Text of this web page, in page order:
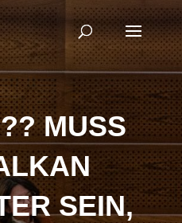
MUSS
SEIN,